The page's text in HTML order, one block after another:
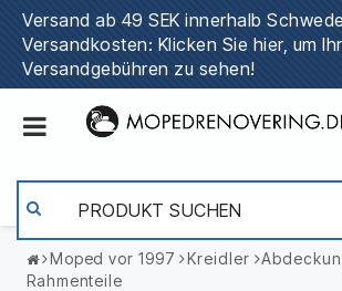
Versand ab 49 SEK innerhalb
Versandkosten: Klicken Sie hier, um
Versandgebühren zu sehen!
Moped vor 1997 Kreidler
Rahmenteile